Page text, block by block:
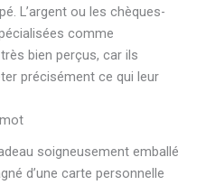
L’argent ou les chèques-
comme
bien perçus, car ils
précisément ce qui leur
soigneusement emballé
d’une carte personnelle